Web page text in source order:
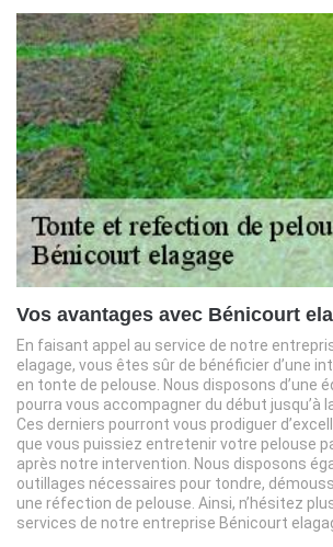
Vos avantages avec Bénicourt
En faisant appel au service de notre
elagage, vous êtes sûr de bénéficier d’une
en tonte de pelouse. Nous disposons d’une
pourra vous accompagner du début jusqu’à
Ces derniers pourront vous prodiguer
que vous puissiez entretenir votre pelouse
après notre intervention. Nous disposons
outillages nécessaires pour tondre,
une réfection de pelouse. Ainsi, n’hésitez
services de notre entreprise Bénicourt